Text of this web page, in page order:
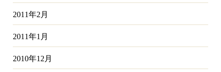
2011年2月
2011年1月
2010年12月